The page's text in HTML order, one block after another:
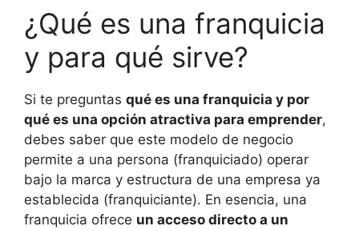
¿Qué es una franquicia
y para qué sirve?
Si te preguntas qué es una franquicia y por
qué es una opción atractiva para emprender,
debes saber que este modelo de negocio
permite a una persona (franquiciado) operar
bajo la marca y estructura de una empresa ya
establecida (franquiciante). En esencia, una
franquicia ofrece un acceso directo a un